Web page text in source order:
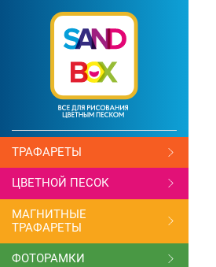
ТРАФАРЕТЫ
ЦВЕТНОЙ ПЕСОК
МАГНИТНЫЕ
ТРАФАРЕТЫ
ФОТОРАМКИ